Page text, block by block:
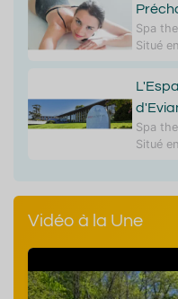
Spa
Situé
Spa
Situé
Vidéo à la Une